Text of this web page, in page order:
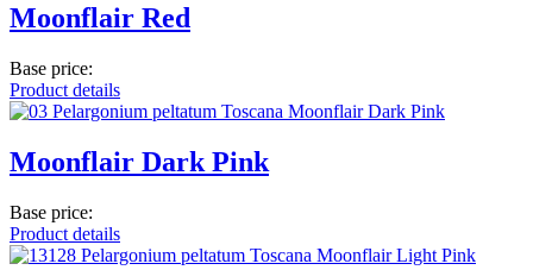
Moonflair Red
Base price:
Product details
Moonflair Dark Pink
Base price:
Product details